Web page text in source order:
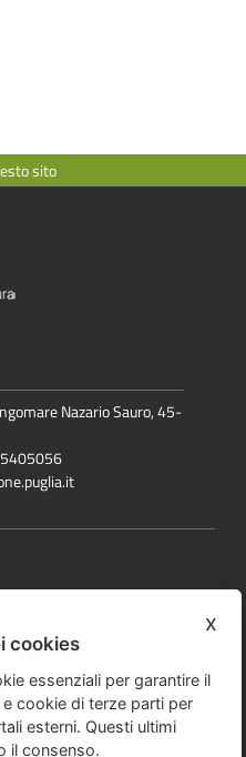
sito
Nazario Sauro, 45-
x
cookies
essenziali per garantire il
cookie di terze parti per
esterni. Questi ultimi
il consenso.